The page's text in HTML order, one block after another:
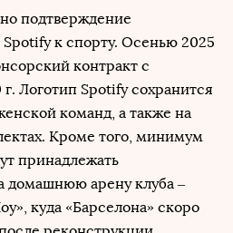
подтверждение
Spotify к спорту. Осенью 2025
контракт с
Логотип Spotify сохранится
команд, а также на
Кроме того, минимум
принадлежать
домашнюю арену клуба –
куда «Барселона» скоро